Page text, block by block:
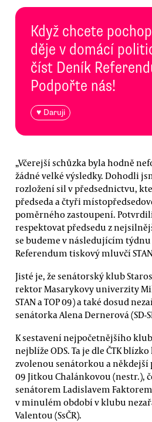
Když chcete
děje v domácí
číst Deník
Podpořte nás!
♥ Daruji
„Včerejší schůzka byla hodně
žádné velké výsledky. Dohodli
rozložení sil v předsednictvu,
předseda a čtyři
poměrného zastoupení.
respektovat předsedu z
se budeme v následujícím
Referendum tiskový mluvčí
Jisté je, že senátorský klub
rektor Masarykovy univerzity
STAN a TOP 09) a také dosud
senátorka Alena Dernerová (SD-
K sestavení nejpočetnějšího
nejblíže ODS. Ta je dle ČTK
zvolenou senátorkou a někdejší
09 Jitkou Chalánkovou (nestr.),
senátorem Ladislavem
v minulém období v klubu
Valentou (SsČR).